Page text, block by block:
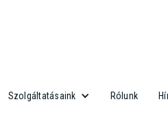
Szolgáltatásaink Rólunk